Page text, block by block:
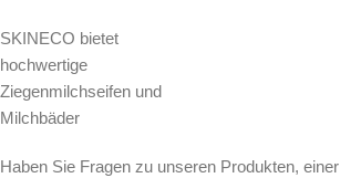
SKINECO bietet
hochwertige
Ziegenmilchseifen und
Milchbäder
Haben Sie Fragen zu unseren Produkten, einer